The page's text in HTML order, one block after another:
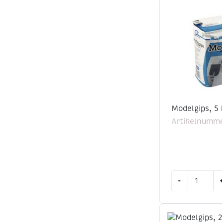
Modelgips, 5
-